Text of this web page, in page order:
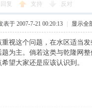
回复 支持 反对
表于 2007-7-21 00:20:13 显示全
重视这个问题，在水区适当
题为主。倘若这类与乾隆网
希望大家还是应该认识到。